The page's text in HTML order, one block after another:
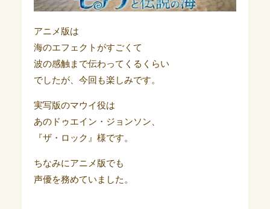
アニメ版は
海のエフェクトがすごくて
波の感触まで伝わってくるくらい
でしたが、今回も楽しみです。
実写版のマウイ役は
あのドゥエイン・ジョンソン、
『ザ・ロック』様です。
ちなみにアニメ版でも
声優を務めていました。